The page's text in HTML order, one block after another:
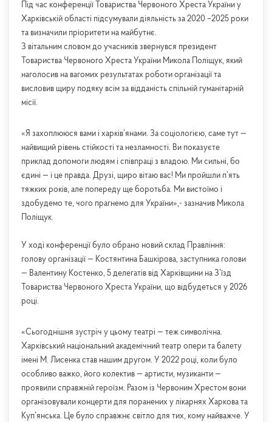
Під час конференції Товариства Червоного Хреста України у
Харківській області підсумували діяльність за 2020 –2025 роки
та визначили пріоритети на майбутнє.
З вітальним словом до учасників звернувся президент
Товариства Червоного Хреста України Микола Поліщук, який
наголосив на вагомих результатах роботи організації та
висловив щиру подяку всім за відданість спільній гуманітарній
місії.
«Я захоплююся вами і харків’янами. За соціологією, саме тут —
найвищий рівень стійкості та незламності. Ви показуєте
приклад допомоги людям і співпраці з владою. Ми сильні, бо
єдині — і це правда. Друзі, щиро вітаю вас! Ми пройшли п’ять
тяжких років, але попереду ще боротьба. Ми вистоїмо і
здобудемо те, чого прагнемо для України»,- зазначив Микола
Поліщук.
У ході конференції було обрано новий склад Правління:
голову організації — Костянтина Башкірова, заступника голови
— Валентину Костенко, 5 делегатів від Харківщини на З’їзд
Товариства Червоного Хреста України, що відбудеться у 2026
році.
«Сьогоднішня зустріч у цьому театрі — теж символічна.
Харківський національний академічний театр опери та балету
імені М. Лисенка став нашим другом. У 2022 році, коли було
особливо важко, його колектив — артисти, музиканти —
проявили справжній героїзм. Разом із Червоним Хрестом вони
організовували концерти для поранених у лікарнях Харкова та
Куп’янська. Це було справжнє світло для тих, кому найважче. У